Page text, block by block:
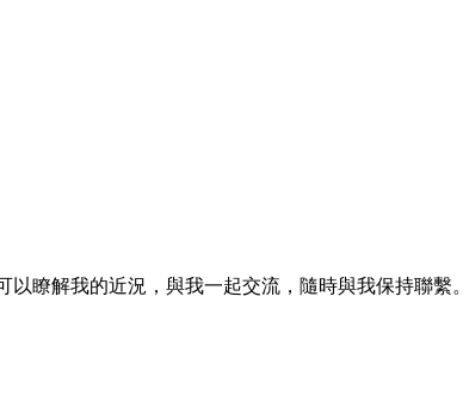
以瞭解我的近況，與我一起交流，隨時與我保持聯繫。